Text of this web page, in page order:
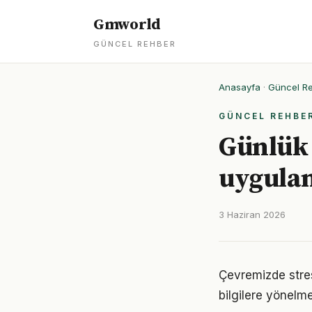
Gmworld
GÜNCEL REHBER
Anasayfa · Güncel
GÜNCEL
3 Haziran 2026
Çevremizde
bilgilere